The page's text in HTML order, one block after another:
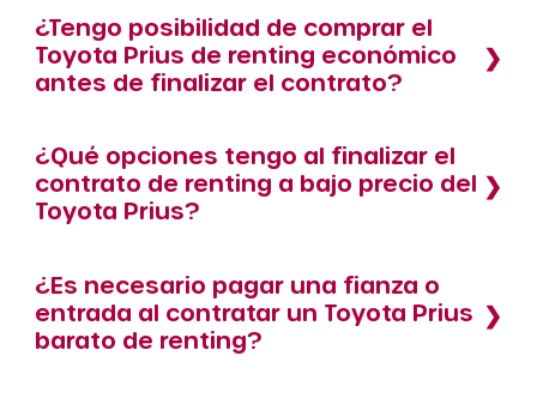
¿Tengo posibilidad de comprar el
Toyota Prius de renting económico
antes de finalizar el contrato?
¿Qué opciones tengo al finalizar el
contrato de renting a bajo precio del
Toyota Prius?
¿Es necesario pagar una fianza o
entrada al contratar un Toyota Prius
barato de renting?